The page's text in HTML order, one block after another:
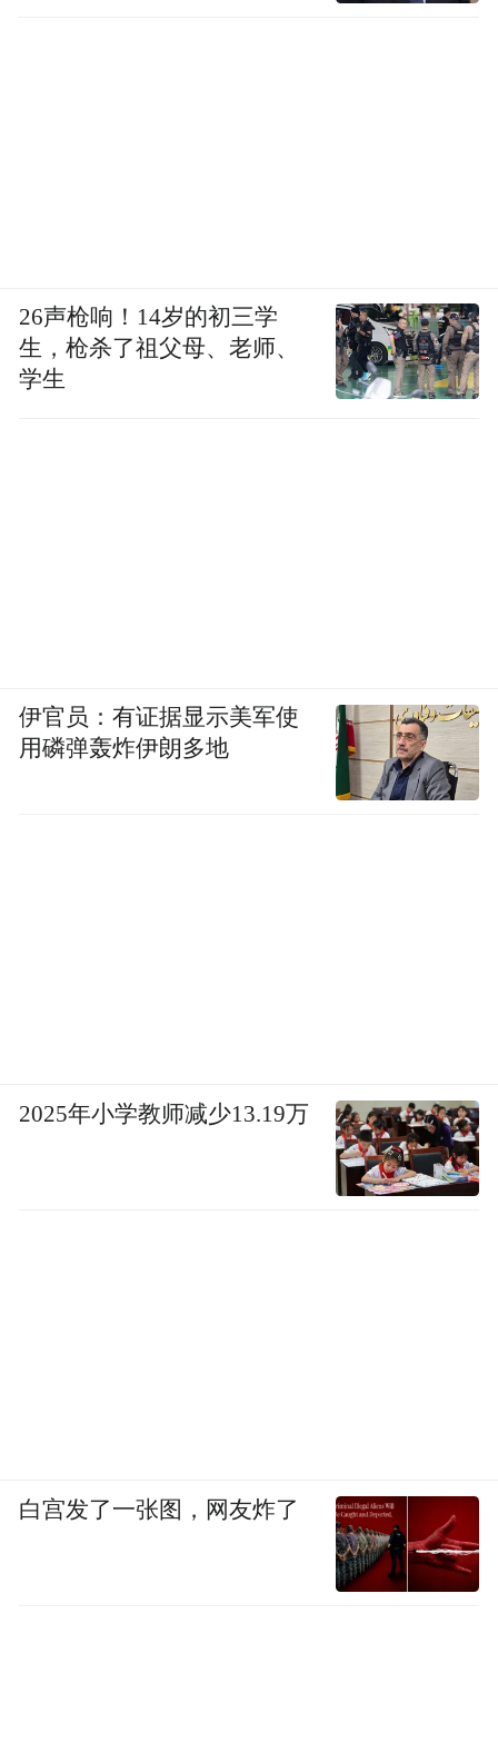
26声枪响！14岁的初三学
生，枪杀了祖父母、老师、
学生
伊官员：有证据显示美军使
用磷弹轰炸伊朗多地
2025年小学教师减少13.19万
白宫发了一张图，网友炸了